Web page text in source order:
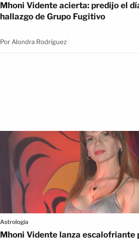
Mhoni Vidente acierta: predijo el
hallazgo de Grupo Fugitivo
Por Alondra Rodríguez
Astrologia
Mhoni Vidente lanza escalofriante